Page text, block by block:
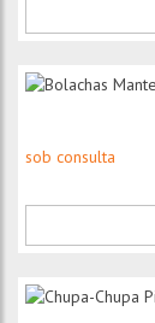
sob consulta